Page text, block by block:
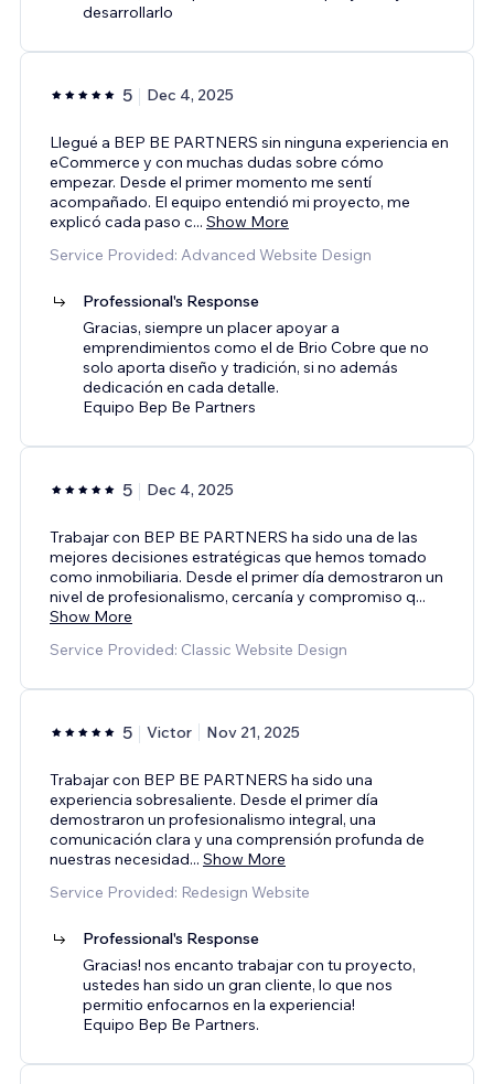
desarrollarlo
5 Dec 4, 2025
Llegué a BEP BE PARTNERS sin ninguna experiencia en
eCommerce y con muchas dudas sobre cómo
empezar. Desde el primer momento me sentí
acompañado. El equipo entendió mi proyecto, me
explicó cada paso c... Show More
Service Provided: Advanced Website Design
Professional's Response
Gracias, siempre un placer apoyar a
emprendimientos como el de Brio Cobre que no
solo aporta diseño y tradición, si no además
dedicación en cada detalle.
Equipo Bep Be Partners
5 Dec 4, 2025
Trabajar con BEP BE PARTNERS ha sido una de las
mejores decisiones estratégicas que hemos tomado
como inmobiliaria. Desde el primer día demostraron un
nivel de profesionalismo, cercanía y compromiso q...
Show More
Service Provided: Classic Website Design
5 Victor Nov 21, 2025
Trabajar con BEP BE PARTNERS ha sido una
experiencia sobresaliente. Desde el primer día
demostraron un profesionalismo integral, una
comunicación clara y una comprensión profunda de
nuestras necesidad... Show More
Service Provided: Redesign Website
Professional's Response
Gracias! nos encanto trabajar con tu proyecto,
ustedes han sido un gran cliente, lo que nos
permitio enfocarnos en la experiencia!
Equipo Bep Be Partners.